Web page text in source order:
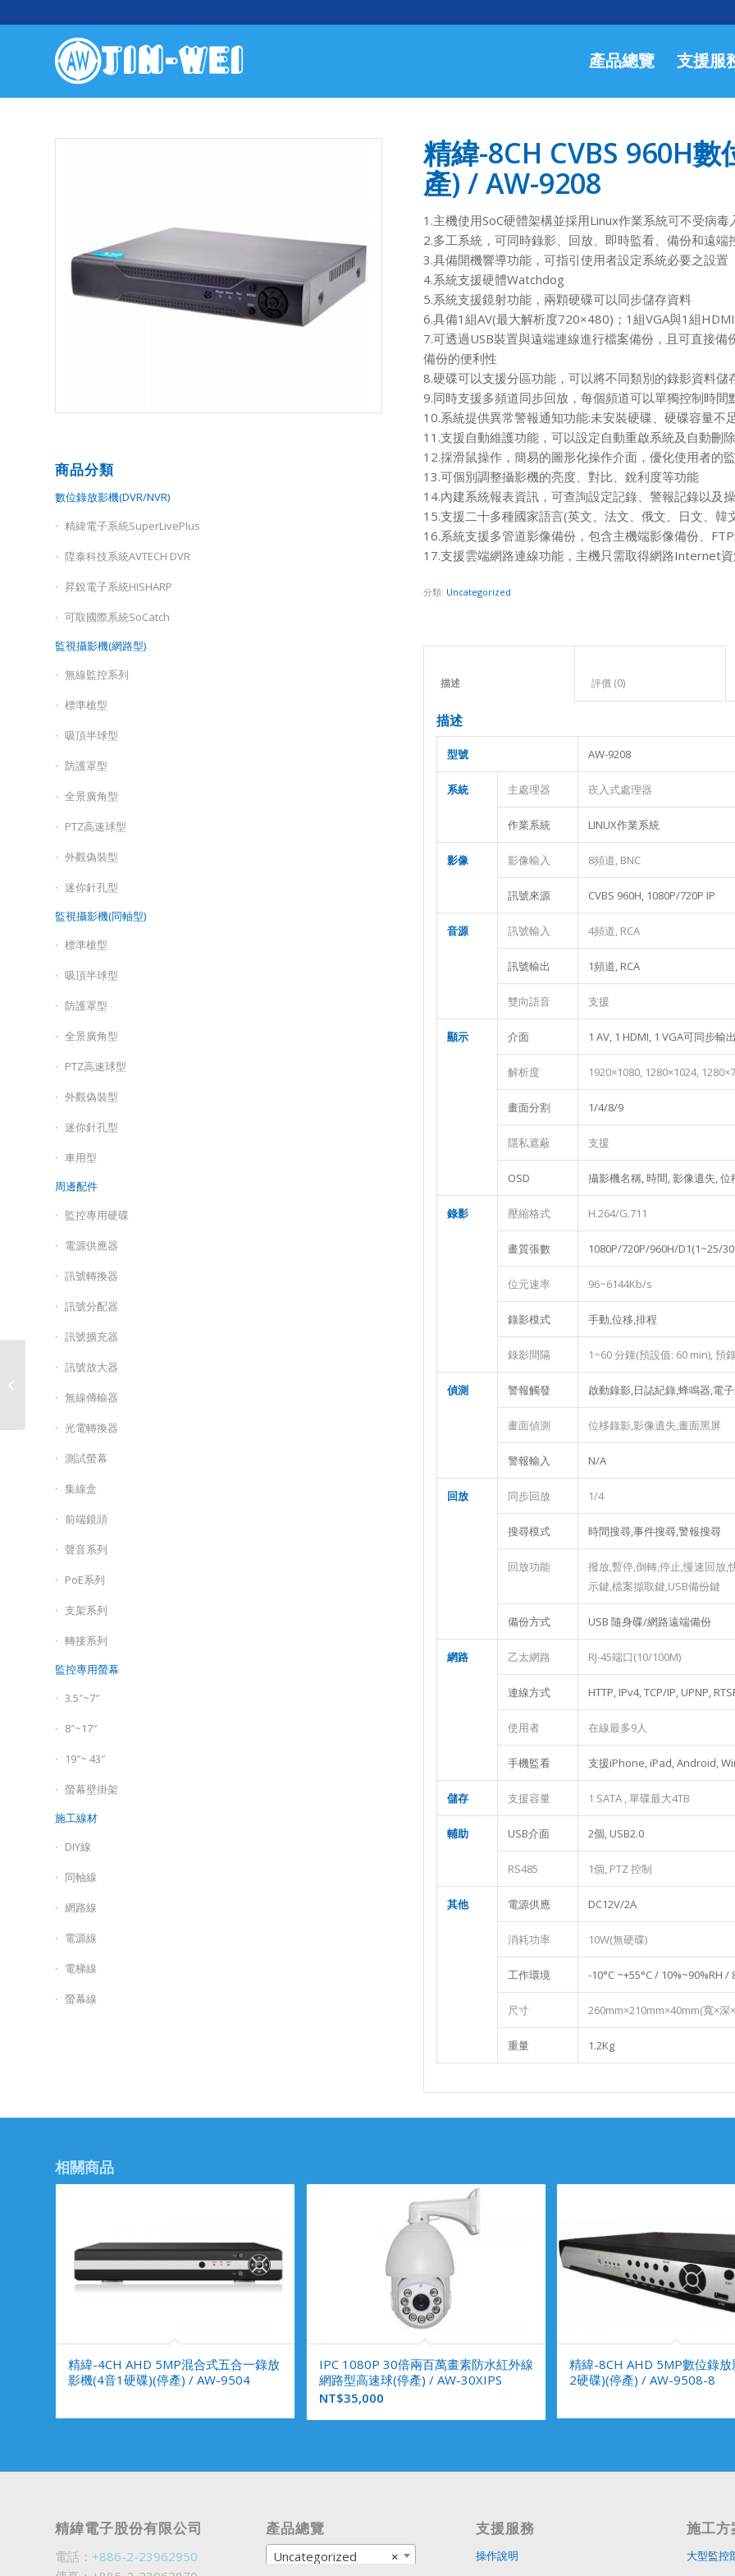
產品總覽 支援服
商品分類
數位錄放影機(DVR/NVR)
精緯電子系統SuperLivePlus
陞泰科技系統AVTECH DVR
昇銳電子系統HISHARP
可取國際系統SoCatch
監視攝影機(網路型)
無線監控系列
標準槍型
吸頂半球型
防護罩型
全景廣角型
PTZ高速球型
外觀偽裝型
迷你針孔型
監視攝影機(同軸型)
標準槍型
吸頂半球型
防護罩型
全景廣角型
PTZ高速球型
外觀偽裝型
迷你針孔型
車用型
周邊配件
監控專用硬碟
電源供應器
訊號轉換器
訊號分配器
訊號擴充器
訊號放大器
無線傳輸器
光電轉換器
測試螢幕
集線盒
前端鏡頭
聲音系列
PoE系列
支架系列
轉接系列
監控專用螢幕
3.5″~7″
8″~17″
19″~ 43″
螢幕壁掛架
施工線材
DIY線
同軸線
網路線
電源線
電梯線
螢幕線
精緯-8CH CVBS 960H
產) / AW-9208
1.主機使用SoC硬體架構並採用Linux作業系統可不受病
2.多工系統，可同時錄影、回放、即時監看、備份和遠端
3.具備開機響導功能，可指引使用者設定系統必要之設置
4.系統支援硬體Watchdog
5.系統支援鏡射功能，兩顆硬碟可以同步儲存資料
6.具備1組AV(最大解析度720×480)；1組VGA與1組
7.可透過USB裝置與遠端連線進行檔案備份，且可直接
備份的便利性
8.硬碟可以支援分區功能，可以將不同類別的錄影資料儲
9.同時支援多頻道同步回放，每個頻道可以單獨控制時
10.系統提供異常警報通知功能:未安裝硬碟、硬碟容量
11.支援自動維護功能，可以設定自動重啟系統及自動刪
12.採滑鼠操作，簡易的圖形化操作介面，優化使用者的
13.可個別調整攝影機的亮度、對比、銳利度等功能
14.內建系統報表資訊，可查詢設定記錄、警報記錄以及
15.支援二十多種國家語言(英文、法文、俄文、日文、韓
16.系統支援多管道影像備份，包含主機端影像備份、
17.支援雲端網路連線功能，主機只需取得網路Internet
分類: Uncategorized
描述
型號 AW-9208
系統 主處理器 崁入式處理器
作業系統 LINUX作業系統
影像 影像輸入 8頻道, BNC
訊號來源 CVBS 960H, 1080P/720P IP
音源 訊號輸入 4頻道, RCA
訊號輸出 1頻道, RCA
雙向語音 支援
顯示 介面 1 AV, 1 HDMI, 1 VGA可同步輸出
解析度 1920×1080, 1280×1024,
畫面分割 1/4/8/9
隱私遮蔽 支援
OSD 攝影機名稱, 時間, 影像遺失,
錄影 壓縮格式 H.264/G.711
畫質張數 1080P/720P/960H/D1(1~25/
位元速率 96~6144Kb/s
錄影模式 手動,位移,排程
錄影間隔 1~60 分鐘(預設值: 60 min), 預
偵測 警報觸發 啟動錄影,日誌紀錄,蜂鳴器,電
畫面偵測 位移錄影,影像遺失,畫面黑屏
警報輸入 N/A
回放 同步回放 1/4
搜尋模式 時間搜尋,事件搜尋,警報搜尋
回放功能
撥放,暫停,倒轉,停止,慢速回放
示鍵,檔案擷取鍵,USB備份鍵
備份方式 USB 隨身碟/網路遠端備份
網路 乙太網路 RJ-45端口(10/100M)
連線方式 HTTP, IPv4, TCP/IP, UPNP,
使用者 在線最多9人
手機監看 支援iPhone, iPad, Android,
儲存 支援容量 1 SATA , 單碟最大4TB
輔助 USB介面 2個, USB2.0
RS485 1個, PTZ 控制
其他 電源供應 DC12V/2A
消耗功率 10W(無硬碟)
工作環境 -10°C ~+55°C / 10%~90%RH /
尺寸 260mm×210mm×40mm(寬×深
重量 1.2Kg
相關商品
精緯-4CH AHD 5MP混合式五合一錄放
影機(4音1硬碟)(停產) / AW-9504
IPC 1080P 30倍兩百萬畫素防水紅外線
網路型高速球(停產) / AW-30XIPS
NT$35,000
精緯-8CH AHD 5MP數位錄
2硬碟)(停產) / AW-9508-8
精緯電子股份有限公司
電話： +886-2-23962950
產品總覽
×
Uncategorized
支援服務
操作說明
施工方
大型監控
精緯-4CH CVBS 960H數
(停產) / AW-9204